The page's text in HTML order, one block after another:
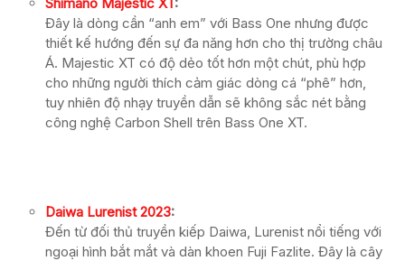
Đây là dòng cần “anh em” với Bass One nhưng được
thiết kế hướng đến sự đa năng hơn cho thị trường châu
Á. Majestic XT có độ dẻo tốt hơn một chút, phù hợp
cho những người thích cảm giác dòng cá “phê” hơn,
tuy nhiên độ nhạy truyền dẫn sẽ không sắc nét bằng
công nghệ Carbon Shell trên Bass One XT.
Daiwa Lurenist 2023:
Đến từ đối thủ truyền kiếp Daiwa, Lurenist nổi tiếng với
ngoại hình bắt mắt và dàn khoen Fuji Fazlite. Đây là cây